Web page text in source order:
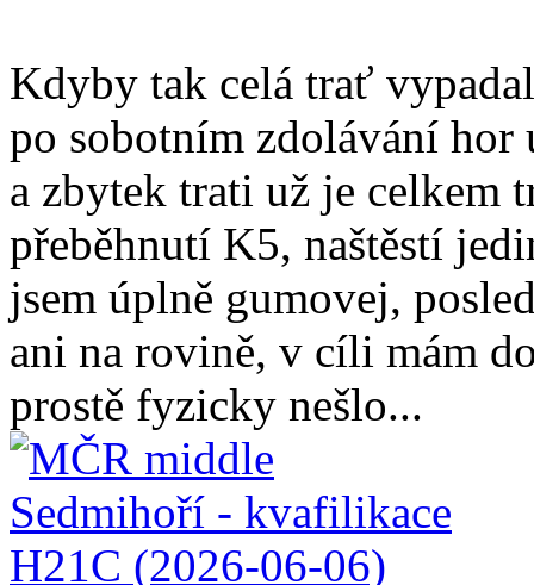
Kdyby tak celá trať
po sobotním zdolávání hor
a zbytek trati už je celkem
přeběhnutí K5, naštěstí
jsem úplně gumovej,
ani na rovině, v cíli mám
prostě fyzicky nešlo...